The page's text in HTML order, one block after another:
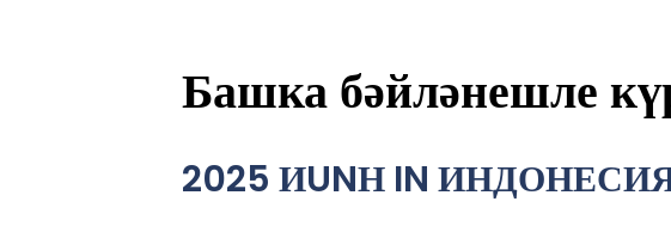
Башка бәйләнешле
2025 ИUNН IN ИНДОНЕСИЯ